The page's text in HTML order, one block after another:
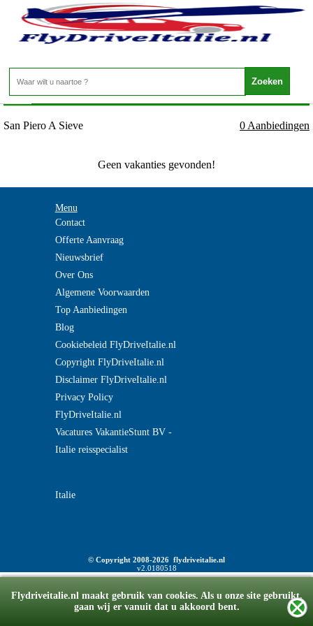
Flydriveitalie.nl maakt gebruik van cookies. Als u onze site gebruikt,
gaan wij er vanuit dat u akkoord bent.
Italie - TOSCANE - San Piero A Sieve
Home>
San Piero A Sieve 0 Aanbiedingen
Geen vakanties gevonden!
Menu
Contact
Offerte Aanvraag
Nieuwsbrief
Over Ons
Algemene Voorwaarden
Top Aanbiedingen
Blog
Cookiebeleid FlyDriveItalie.nl
Copyright FlyDriveItalie.nl
Disclaimer FlyDriveItalie.nl
Privacy Policy
FlyDriveItalie.nl
Vacatures VakantieStunt BV -
Italie reisspecialist
Italie
© Copyright 2008-2026 flydriveitalie.nl
v2.0180518